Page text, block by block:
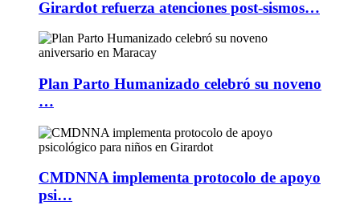
Girardot refuerza atenciones post-sismos…
Plan Parto Humanizado celebró su noveno
…
CMDNNA implementa protocolo de apoyo
psi…